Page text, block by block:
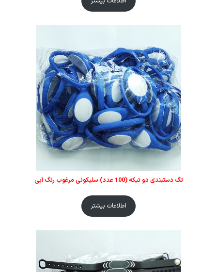
تگ دستبندی دو تیکه (100 عدد) سلیکونی مرغوب رنگ آبی
اطلاعات بیشتر